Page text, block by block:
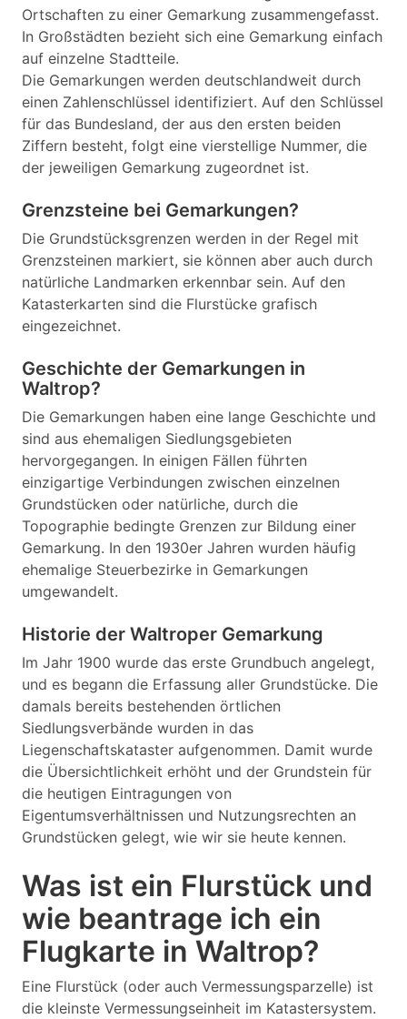
Ortschaften zu einer Gemarkung zusammengefasst.
In Großstädten bezieht sich eine Gemarkung einfach
auf einzelne Stadtteile.
Die Gemarkungen werden deutschlandweit durch
einen Zahlenschlüssel identifiziert. Auf den Schlüssel
für das Bundesland, der aus den ersten beiden
Ziffern besteht, folgt eine vierstellige Nummer, die
der jeweiligen Gemarkung zugeordnet ist.
Grenzsteine bei Gemarkungen?
Die Grundstücksgrenzen werden in der Regel mit
Grenzsteinen markiert, sie können aber auch durch
natürliche Landmarken erkennbar sein. Auf den
Katasterkarten sind die Flurstücke grafisch
eingezeichnet.
Geschichte der Gemarkungen in
Waltrop?
Die Gemarkungen haben eine lange Geschichte und
sind aus ehemaligen Siedlungsgebieten
hervorgegangen. In einigen Fällen führten
einzigartige Verbindungen zwischen einzelnen
Grundstücken oder natürliche, durch die
Topographie bedingte Grenzen zur Bildung einer
Gemarkung. In den 1930er Jahren wurden häufig
ehemalige Steuerbezirke in Gemarkungen
umgewandelt.
Historie der Waltroper Gemarkung
Im Jahr 1900 wurde das erste Grundbuch angelegt,
und es begann die Erfassung aller Grundstücke. Die
damals bereits bestehenden örtlichen
Siedlungsverbände wurden in das
Liegenschaftskataster aufgenommen. Damit wurde
die Übersichtlichkeit erhöht und der Grundstein für
die heutigen Eintragungen von
Eigentumsverhältnissen und Nutzungsrechten an
Grundstücken gelegt, wie wir sie heute kennen.
Was ist ein Flurstück und
wie beantrage ich ein
Flugkarte in Waltrop?
Eine Flurstück (oder auch Vermessungsparzelle) ist
die kleinste Vermessungseinheit im Katastersystem.